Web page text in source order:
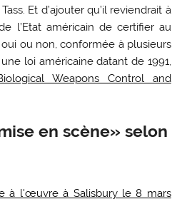
Et d’ajouter qu’il reviendrait à
l’Etat américain de certifier au
oui ou non, conformée à plusieurs
loi américaine datant de 1991,
Weapons Control and
en scène» selon